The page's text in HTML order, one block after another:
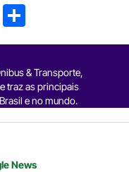
C
h
e
& Transporte,
traz as principais
e no mundo.
News